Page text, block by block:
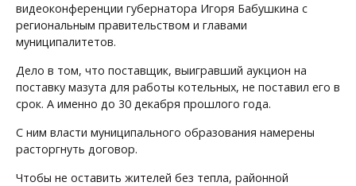
видеоконференции губернатора Игоря Бабушкина с
региональным правительством и главами
муниципалитетов.
Дело в том, что поставщик, выигравший аукцион на
поставку мазута для работы котельных, не поставил его в
срок. А именно до 30 декабря прошлого года.
С ним власти муниципального образования намерены
расторгнуть договор.
Чтобы не оставить жителей без тепла, районной